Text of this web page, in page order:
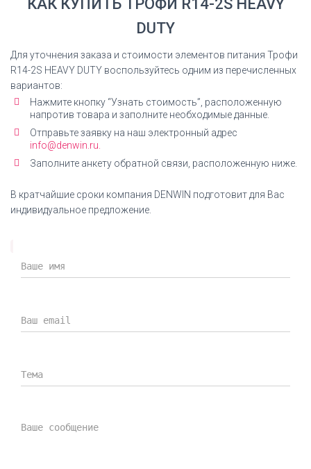
КАК КУПИТЬ ТРОФИ R14-2S HEAVY
DUTY
Для уточнения заказа и стоимости элементов питания Трофи
R14-2S HEAVY DUTY воспользуйтесь одним из перечисленных
вариантов:
Нажмите кнопку “Узнать стоимость”, расположенную
напротив товара и заполните необходимые данные.
Отправьте заявку на наш электронный адрес
info@denwin.ru.
Заполните анкету обратной связи, расположенную ниже.
В кратчайшие сроки компания DENWIN подготовит для Вас
индивидуальное предложение.